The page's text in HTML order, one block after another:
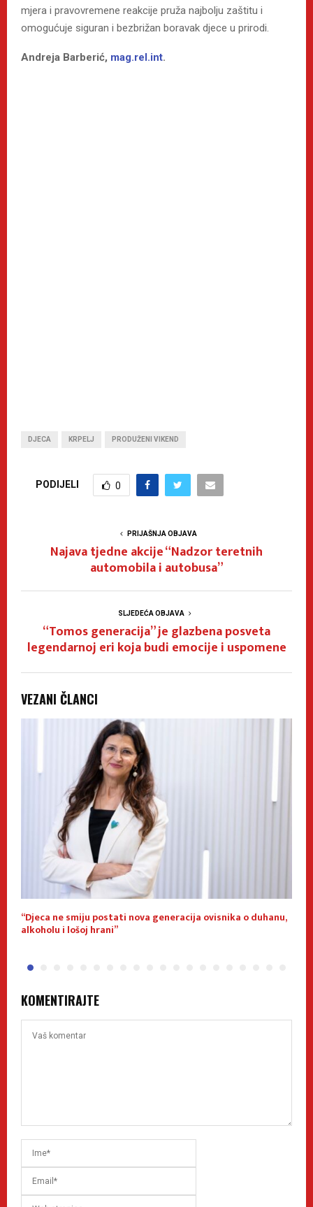
mjera i pravovremene reakcije pruža najbolju zaštitu i
omogućuje siguran i bezbrižan boravak djece u prirodi.
Andreja Barberić, mag.rel.int.
DJECA KRPELJ PRODUŽENI VIKEND
PODIJELI 0
PRIJAŠNJA OBJAVA
Najava tjedne akcije “Nadzor teretnih
automobila i autobusa”
SLJEDEĆA OBJAVA
“Tomos generacija” je glazbena posveta
legendarnoj eri koja budi emocije i uspomene
VEZANI ČLANCI
“Djeca ne smiju postati nova generacija ovisnika o duhanu,
alkoholu i lošoj hrani”
KOMENTIRAJTE